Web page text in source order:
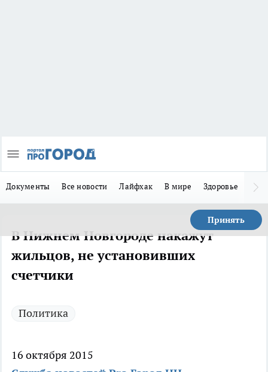
Документы Все новости Лайфхак В мире Здоровье
Принять
В Нижнем Новгороде накажут
жильцов, не установивших
счетчики
Политика
16 октября 2015